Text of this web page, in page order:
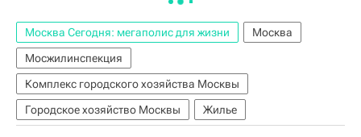
Москва Сегодня: мегаполис для жизни
Москва
Мосжилинспекция
Комплекс городского хозяйства Москвы
Городское хозяйство Москвы
Жилье